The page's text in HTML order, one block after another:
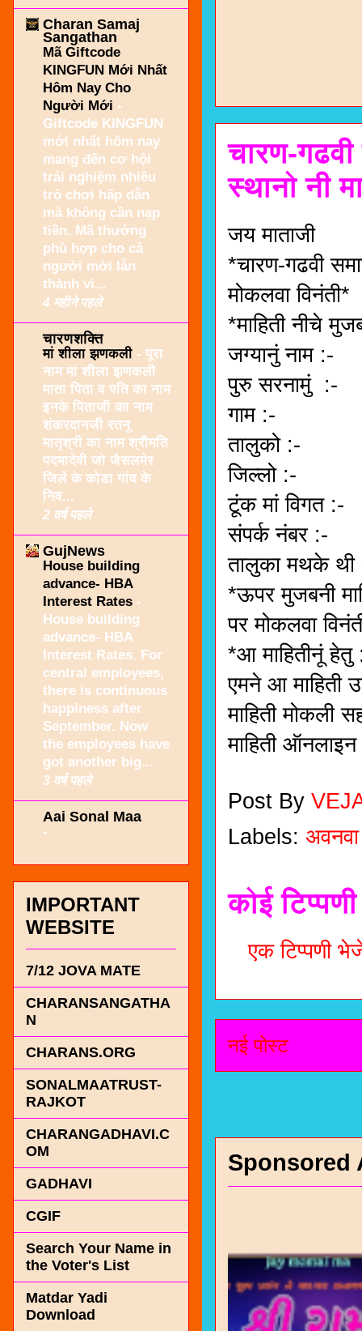
चारण-गढवी
स्थानो नी
जय माताजी
*चारण-गढवी
मोकलवा विनंती*
*माहिती नीचे
जग्यानुं नाम :-
पुरु सरनामुं :-
गाम :-
तालुको :-
जिल्लो :-
टूंक मां विगत :-
संपर्क नंबर :-
तालुका मथके
*ऊपर मुजबनी
पर मोकलवा
*आ माहितीनूं हेतु
एमने आ माहिती
माहिती मोकली
माहिती
Post By
Labels:
कोई
एक टिप्पणी
नई पोस्ट
Sponsored
Charan Samaj
Sangathan
Mã Giftcode
KINGFUN Mới Nhất
Hôm Nay Cho
Người Mới -
Giftcode KINGFUN
mới nhất hôm nay
mang đến cơ hội
trải nghiệm nhiều
trò chơi hấp dẫn
mà không cần nạp
tiền. Mã thưởng
phù hợp cho cả
người mới lẫn
thành vi...
4 महीने पहले
चारणशक्ति
मां शीला झणकली - पूरा
नाम मां शीला झणकली
माता पिता व पति का नाम
इनके पिताजी का नाम
शंकरदानजी रतनू
मातृश्री का नाम श्रीमति
पदमादेवी जो जैसलमेर
जिलें के कोडा गांव के
निव...
2 वर्ष पहले
GujNews
House building
advance- HBA
Interest Rates -
House building
advance- HBA
Interest Rates. For
central employees,
there is continuous
happiness after
September. Now
the employees have
got another big...
3 वर्ष पहले
Aai Sonal Maa
-
IMPORTANT
WEBSITE
7/12 JOVA MATE
CHARANSANGATHA
N
CHARANS.ORG
SONALMAATRUST-
RAJKOT
CHARANGADHAVI.C
OM
GADHAVI
CGIF
Search Your Name in
the Voter's List
Matdar Yadi
Download